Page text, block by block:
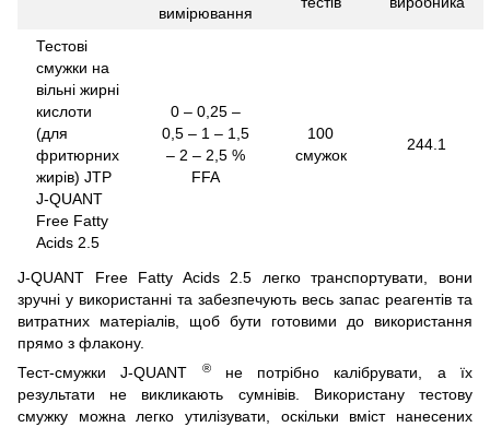
вимірювання
Тестові
смужки на
вільні жирні
кислоти
(для
фритюрних
жирів) JTP
J-QUANT
Free Fatty
Acids 2.5
0 – 0,25 –
0,5 – 1 – 1,5
– 2 – 2,5 %
FFA
100
смужок
244.1
J-QUANT Free Fatty Acids 2.5 легко транспортувати, вони
зручні у використанні та забезпечують весь запас реагентів та
витратних матеріалів, щоб бути готовими до використання
прямо з флакону.
Тест-смужки J-QUANT
®не потрібно калібрувати, а їх
результати не викликають сумнівів. Використану тестову
смужку можна легко утилізувати, оскільки вміст нанесених